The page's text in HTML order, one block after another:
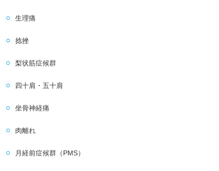
生理痛
捻挫
梨状筋症候群
四十肩・五十肩
坐骨神経痛
肉離れ
月経前症候群（PMS）